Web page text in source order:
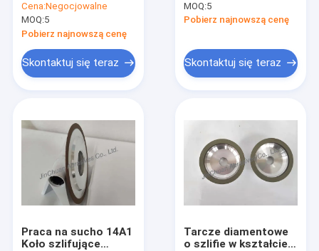
żywicą do narzędzi
węglowych
Cena:Negocjowalne
MOQ:5
Pobierz najnowszą cenę
Skontaktuj się teraz
Wheel with the
degrees of 20 and 40
MOQ:5
Pobierz najnowszą cenę
Skontaktuj się teraz
Praca na sucho 14A1
Koło szlifujące
Tarcze diamentowe
o szlifie w kształcie